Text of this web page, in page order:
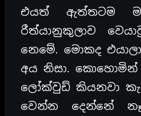
එයත් ඇත්තටම
රීත්යානුකුලාව
නෙමේ. මොකද
අය නිසා.
ලෝක්වුඩ් කියනවා
වෙන්න දෙන්නේ